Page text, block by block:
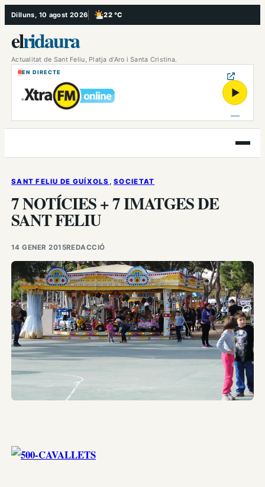
Vés
al
contingut
Dilluns, 10 agost 2026 22 °C
, Poc ennuvolat
elridaura
Actualitat de Sant Feliu, Platja d’Aro i Santa Cristina.
EN DIRECTE
▶
Obre
el
SANT FELIU DE GUÍXOLS , SOCIETAT
7 NOTÍCIES + 7 IMATGES DE
SANT FELIU
14 GENER 2015REDACCIÓ